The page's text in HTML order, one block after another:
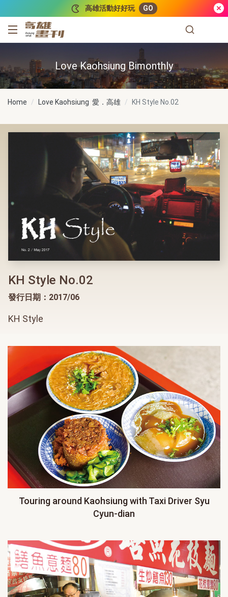
高雄活動好好玩 GO
高雄畫刊
Love Kaohsiung Bimonthly
Home Love Kaohsiung 愛．高雄 KH Style No.02
KH Style No.02
發行日期：2017/06
KH Style
Touring around Kaohsiung with Taxi Driver Syu
Cyun-dian